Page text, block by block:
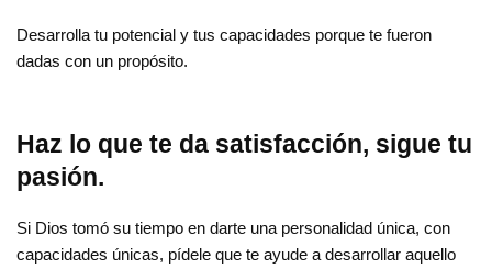
Desarrolla tu potencial y tus capacidades porque te fueron
dadas con un propósito.
Haz lo que te da satisfacción, sigue tu
pasión.
Si Dios tomó su tiempo en darte una personalidad única, con
capacidades únicas, pídele que te ayude a desarrollar aquello